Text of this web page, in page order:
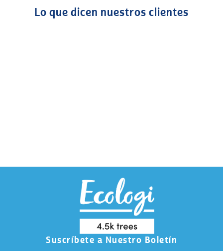
Lo que dicen nuestros clientes
Suscríbete a Nuestro Boletín